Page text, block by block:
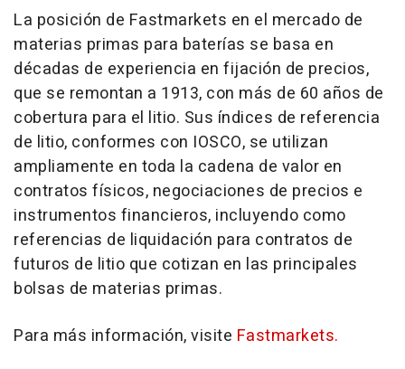
La posición de Fastmarkets en el mercado de
materias primas para baterías se basa en
décadas de experiencia en fijación de precios,
que se remontan a 1913, con más de 60 años de
cobertura para el litio. Sus índices de referencia
de litio, conformes con IOSCO, se utilizan
ampliamente en toda la cadena de valor en
contratos físicos, negociaciones de precios e
instrumentos financieros, incluyendo como
referencias de liquidación para contratos de
futuros de litio que cotizan en las principales
bolsas de materias primas.
Para más información, visite Fastmarkets.